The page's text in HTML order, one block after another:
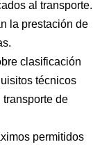
al transporte.
la prestación de
clasificación
técnicos
de
permitidos